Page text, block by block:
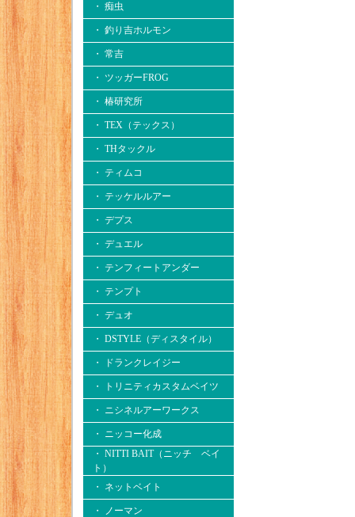
・ 痴虫
・ 釣り吉ホルモン
・ 常吉
・ ツッガーFROG
・ 椿研究所
・ TEX（テックス）
・ THタックル
・ ティムコ
・ テッケルルアー
・ デプス
・ デュエル
・ テンフィートアンダー
・ テンプト
・ デュオ
・ DSTYLE（ディスタイル）
・ ドランクレイジー
・ トリニティカスタムベイツ
・ ニシネルアーワークス
・ ニッコー化成
・ NITTI BAIT（ニッチ ベイ
ト）
・ ネットベイト
・ ノーマン